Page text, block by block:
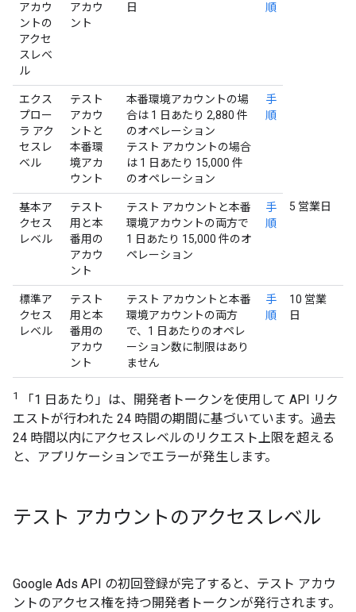
アカウ
ントの
アクセ
スレベ
ル
アカウ
ント
日
順
エクス
プロー
ラ アク
セスレ
ベル
テスト
アカウ
ントと
本番環
境アカ
ウント
本番環境アカウントの場
合は 1 日あたり 2,880 件
のオペレーション
テスト アカウントの場合
は 1 日あたり 15,000 件
のオペレーション
手
順
基本ア
クセス
レベル
テスト
用と本
番用の
アカウ
ント
テスト アカウントと本番
環境アカウントの両方で
1 日あたり 15,000 件のオ
ペレーション
手
順
5 営業日
標準ア
クセス
レベル
テスト
用と本
番用の
アカウ
ント
テスト アカウントと本番
環境アカウントの両方
で、1 日あたりのオペレ
ーション数に制限はあり
ません
手
順
10 営業
日
1
「1 日あたり」は、開発者トークンを使用して API リク
エストが行われた 24 時間の期間に基づいています。過去
24 時間以内にアクセスレベルのリクエスト上限を超える
と、アプリケーションでエラーが発生します。
テスト アカウントのアクセスレベル
Google Ads API の初回登録が完了すると、テスト アカウ
ントのアクセス権を持つ開発者トークンが発行されます。